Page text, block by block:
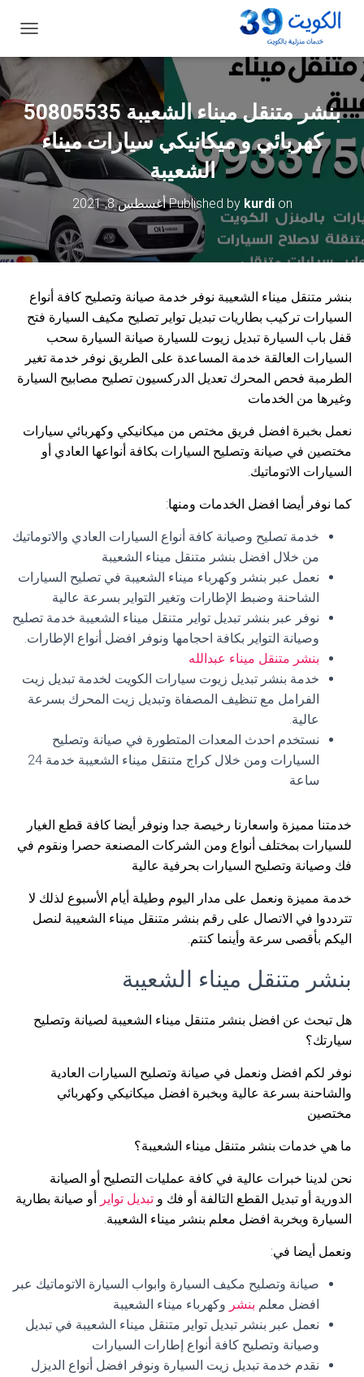
ب
ي
ل
ا
ت
ق
كهربائي و ميكانيكي سيارات ميناء
الشعيبة
Published by kurdion أغسطس 8, 2021
بنشر متنقل ميناء الشعيبة نوفر خدمة صيانة وتصليح كافة أنواع
السيارات تركيب بطاريات تبديل تواير تصليح مكيف السيارة فتح
قفل باب السيارة تبديل زيوت للسيارة صيانة السيارة سحب
السيارات العالقة خدمة المساعدة على الطريق نوفر خدمة تغير
الطرمبة فحص المحرك تعديل الدركسيون تصليح مصابيح السيارة
وغيرها من الخدمات
نعمل بخبرة افضل فريق مختص من ميكانيكي وكهربائي سيارات
مختصين في صيانة وتصليح السيارات بكافة أنواعها العادي أو
السيارات الاتوماتيك.
كما نوفر أيضا افضل الخدمات ومنها:
خدمة تصليح وصيانة كافة أنواع السيارات العادي والاتوماتيك
من خلال افضل بنشر متنقل ميناء الشعيبة
نعمل عبر بنشر وكهرباء ميناء الشعيبة في تصليح السيارات
الشاحنة وضبط الإطارات وتغير التواير بسرعة عالية
نوفر عبر بنشر تبديل تواير متنقل ميناء الشعيبة خدمة تصليح
وصيانة التواير بكافة احجامها ونوفر افضل أنواع الإطارات.
بنشر متنقل ميناء عبدالله
خدمة بنشر تبديل زيوت سيارات الكويت لخدمة تبديل زيت
الفرامل مع تنظيف المصفاة وتبديل زيت المحرك بسرعة
عالية.
نستخدم احدث المعدات المتطورة في صيانة وتصليح
السيارات ومن خلال كراج متنقل ميناء الشعيبة خدمة 24
ساعة
خدمتنا مميزة واسعارنا رخيصة جدا ونوفر أيضا كافة قطع الغيار
للسيارات بمختلف أنواع ومن الشركات المصنعة حصرا ونقوم في
فك وصيانة وتصليح السيارات بحرفية عالية
خدمة مميزة ونعمل على مدار اليوم وطيلة أيام الأسبوع لذلك لا
تترددوا في الاتصال على رقم بنشر متنقل ميناء الشعيبة لنصل
اليكم بأقصى سرعة وأينما كنتم.
بنشر متنقل ميناء الشعيبة
هل تبحث عن افضل بنشر متنقل ميناء الشعيبة لصيانة وتصليح
سيارتك؟
نوفر لكم افضل ونعمل في صيانة وتصليح السيارات العادية
والشاحنة بسرعة عالية وبخبرة افضل ميكانيكي وكهربائي
مختصين
ما هي خدمات بنشر متنقل ميناء الشعيبة؟
نحن لدينا خبرات عالية في كافة عمليات التصليح أو الصيانة
الدورية أو تبديل القطع التالفة أو فك و تبديل تواير أو صيانة بطارية
السيارة وبخربة افضل معلم بنشر ميناء الشعيبة.
ونعمل أيضا في:
صيانة وتصليح مكيف السيارة وابواب السيارة الاتوماتيك عبر
افضل معلم بنشر وكهرباء ميناء الشعيبة
نعمل عبر بنشر تبديل تواير متنقل ميناء الشعيبة في تبديل
وصيانة وتصليح كافة أنواع إطارات السيارات
نقدم خدمة تبديل زيت السيارة ونوفر افضل أنواع الديزل